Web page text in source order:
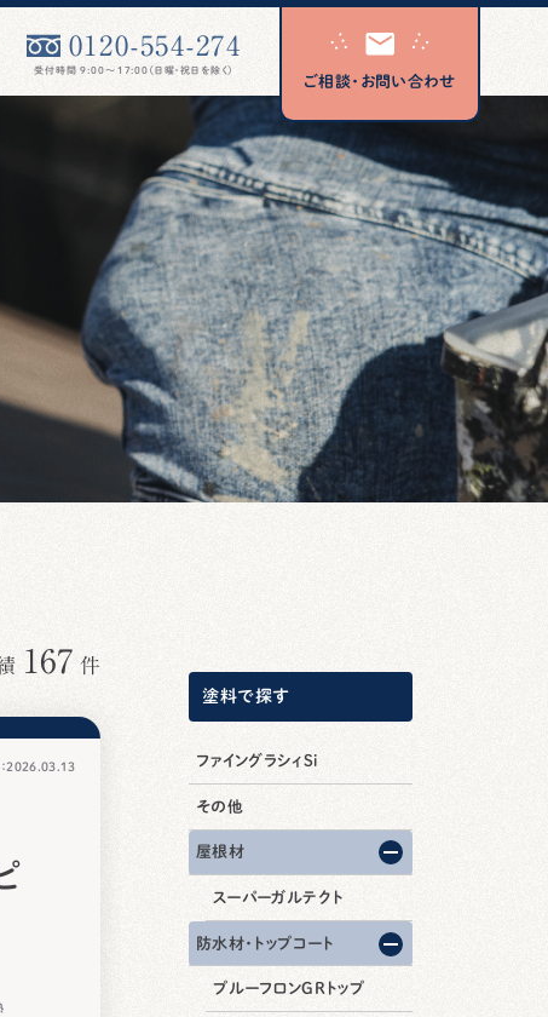
0120-554-274
受付時間 9:00〜17:00（日曜・祝日を除く）
ご相談・お問い合わせ
167 件
2026.03.13
塗料で探す
ファイングラシィSi
その他
屋根材
スーパーガルテクト
防水材・トップコート
プルーフロンGRトップ